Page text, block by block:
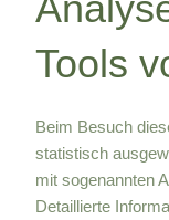
Tools
Beim Besuch
statistisch
mit sogenannten
Detaillierte